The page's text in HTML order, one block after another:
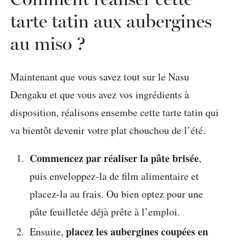
tarte tatin aux aubergines
au miso ?
Maintenant que vous savez tout sur le Nasu
Dengaku et que vous avez vos ingrédients à
disposition, réalisons ensembe cette tarte tatin qui
va bientôt devenir votre plat chouchou de l’été.
Commencez par réaliser la pâte brisée,
puis enveloppez-la de film alimentaire et
placez-la au frais. Ou bien optez pour une
pâte feuilletée déjà prête à l’emploi.
Ensuite,placez les aubergines coupées en